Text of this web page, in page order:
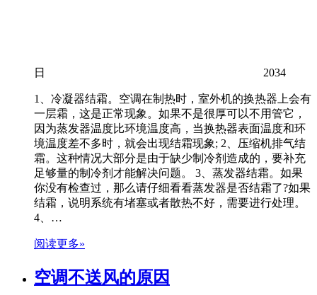
日 2034
1、冷凝器结霜。空调在制热时，室外机的换热器上会有
一层霜，这是正常现象。如果不是很厚可以不用管它，
因为蒸发器温度比环境温度高，当换热器表面温度和环
境温度差不多时，就会出现结霜现象; 2、压缩机排气结
霜。这种情况大部分是由于缺少制冷剂造成的，要补充
足够量的制冷剂才能解决问题。 3、蒸发器结霜。如果
你没有检查过，那么请仔细看看蒸发器是否结霜了?如果
结霜，说明系统有堵塞或者散热不好，需要进行处理。
4、…
阅读更多»
空调不送风的原因